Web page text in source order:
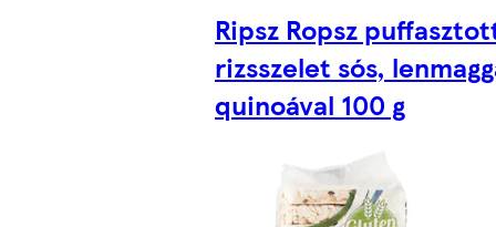
Ripsz Ropsz
rizsszelet sós,
quinoával 100 g